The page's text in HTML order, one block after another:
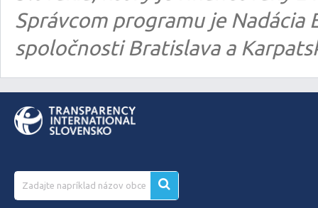
Správcom programu je
spoločnosti Bratislava a